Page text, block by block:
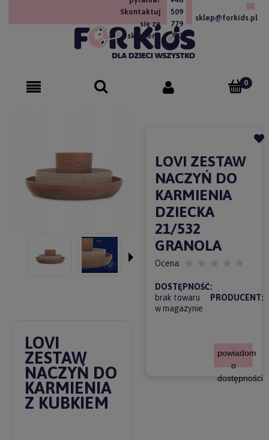
Skontaktuj
się ze
sklepem!
509
779
757
sklep@forkids.pl
LOVI
ZESTAW
NACZYŃ DO
KARMIENIA
Z KUBKIEM
LOVI ZESTAW
NACZYŃ DO
KARMIENIA
DZIECKA
21/532
GRANOLA
Ocena:
DOSTĘPNOŚĆ:
brak towaru
w magazynie
PRODUCENT:
powiadom
o
dostępności